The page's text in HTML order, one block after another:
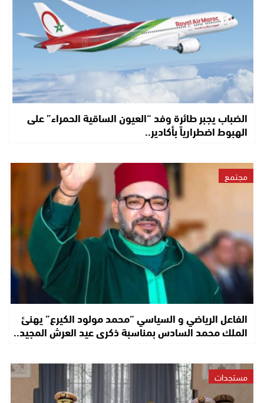
الضباب يجبر طائرة وفد “العيون الساقية الحمراء” على
الهبوط اضطرارياً بأكادير..
مجتمع
الفاعل الرياضي و السياسي “محمد مولود الكيرع” يهنئ
الملك محمد السادس بمناسبة ذكرى عيد العرش المجيد..
مستجدات